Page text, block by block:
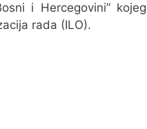
i Hercegovini” kojeg
rada (ILO).